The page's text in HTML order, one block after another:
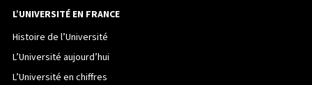
L’UNIVERSITÉ EN FRANCE
Histoire de l’Université
L’Université aujourd’hui
L’Université en chiffres